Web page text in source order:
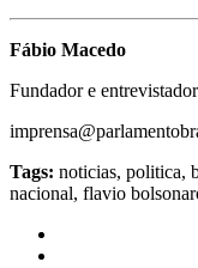
Fábio Macedo
Fundador e
Tags: noticias, politica,
nacional, flavio